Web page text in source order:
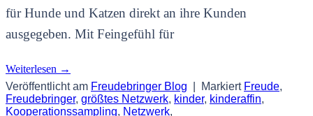
für Hunde und Katzen direkt an ihre Kunden
ausgegeben. Mit Feingefühl für
Weiterlesen →
Veröffentlicht am Freudebringer Blog Markiert Freude,
Freudebringer, größtes Netzwerk, kinder, kinderaffin,
Kooperationssampling, Netzwerk,